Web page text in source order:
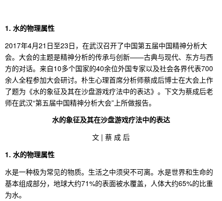
1. 水的物理属性
2017年4月21日至23日，在武汉召开了中国第五届中国精神分析大
会。大会的主题是精神分析的传承与创新——古典与现代、东方与西
方的对话。来自10多个国家的40余位外国专家以及社会各界代表700
余人全程参加大会研讨。朴生心理首席分析师蔡成后博士在大会上作
了题为《水的象征及其在沙盘游戏疗法中的表达》。下文为蔡成后老
师在武汉“第五届中国精神分析大会”上所做报告。
水的象征及其在沙盘游戏疗法中的表达
文 | 蔡 成 后
1. 水的物理属性
水是一种极为常见的物质。生活之中须臾不可离。水是世界和生命的
基本组成部分，地球大约71%的表面被水覆盖，人体大约65%的比重
为水。